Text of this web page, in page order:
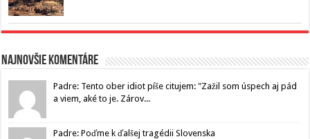
Najnovšie komentáre
Padre: Tento ober idiot píše citujem: "Zažil som úspech aj pád
a viem, aké to je. Zárov...
Padre: Poďme k ďalšej tragédii Slovenska